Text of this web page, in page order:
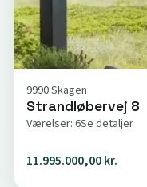
9990 Skagen
Strandløbervej 8
Værelser: 6Se detaljer
11.995.000,00 kr.